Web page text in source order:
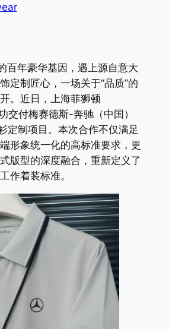
百年豪华基因，遇上源自意大
定制匠心，一场关于“品质”的
。近日，上海菲狮顿
交付梅赛德斯-奔驰（中国）
定制项目。本次合作不仅满足
形象统一化的高标准要求，更
版型的深度融合，重新定义了
作着装标准。